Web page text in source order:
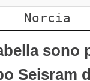
Norcia
sono
Seisram